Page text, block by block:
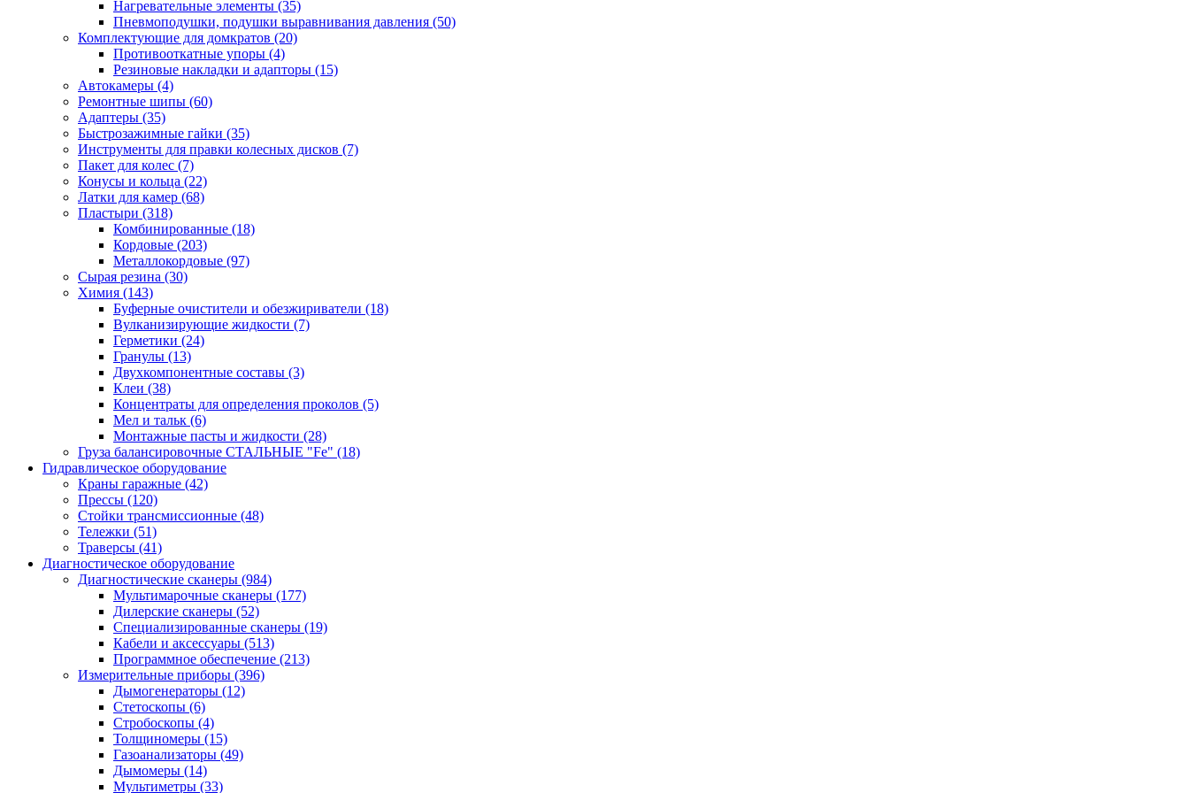
Нагревательные элементы (35)
Пневмоподушки, подушки выравнивания давления (50)
Комплектующие для домкратов (20)
Противооткатные упоры (4)
Резиновые накладки и адапторы (15)
Автокамеры (4)
Ремонтные шипы (60)
Адаптеры (35)
Быстрозажимные гайки (35)
Инструменты для правки колесных дисков (7)
Пакет для колес (7)
Конусы и кольца (22)
Латки для камер (68)
Пластыри (318)
Комбинированные (18)
Кордовые (203)
Металлокордовые (97)
Сырая резина (30)
Химия (143)
Буферные очистители и обезжириватели (18)
Вулканизирующие жидкости (7)
Герметики (24)
Гранулы (13)
Двухкомпонентные составы (3)
Клеи (38)
Концентраты для определения проколов (5)
Мел и тальк (6)
Монтажные пасты и жидкости (28)
Груза балансировочные СТАЛЬНЫЕ "Fe" (18)
Гидравлическое оборудование
Краны гаражные (42)
Прессы (120)
Стойки трансмиссионные (48)
Тележки (51)
Траверсы (41)
Диагностическое оборудование
Диагностические сканеры (984)
Мультимарочные сканеры (177)
Дилерские сканеры (52)
Специализированные сканеры (19)
Кабели и аксессуары (513)
Программное обеспечение (213)
Измерительные приборы (396)
Дымогенераторы (12)
Стетоскопы (6)
Стробоскопы (4)
Толщиномеры (15)
Газоанализаторы (49)
Дымомеры (14)
Мультиметры (33)